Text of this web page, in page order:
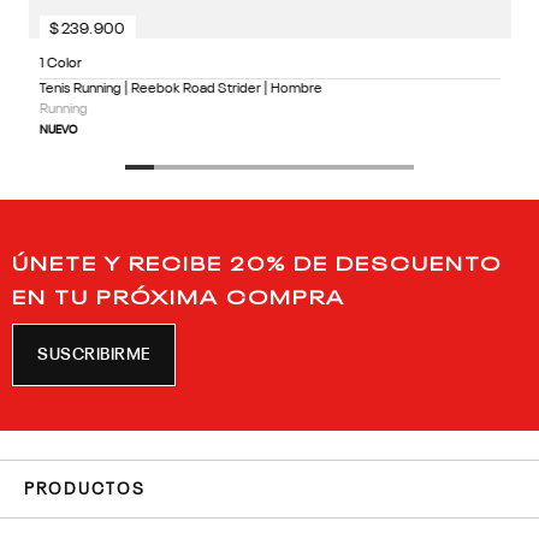
1 Color
Tenis Running | Reebok Road Strider | Hombre
Running
NUEVO
$239.900
ÚNETE Y RECIBE 20% DE DESCUENTO
EN TU PRÓXIMA COMPRA
SUSCRIBIRME
PRODUCTOS